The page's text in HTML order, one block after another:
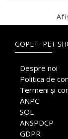
GOPET- PET
Despre noi
Politica de
Termeni și
ANPC
SOL
ANSPDCP
GDPR